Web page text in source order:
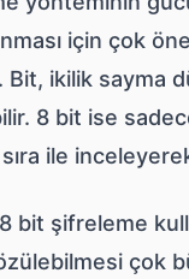
için çok
ikilik sayma
8 bit ise
sıra ile
bit şifreleme
çok